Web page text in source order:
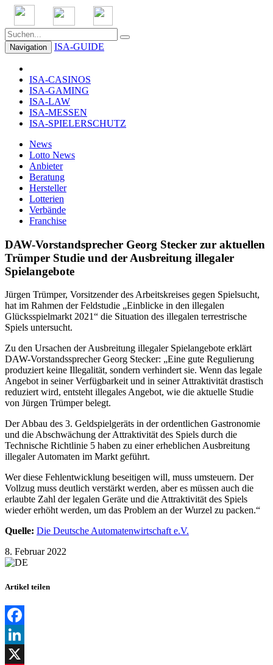
Navigation ISA-GUIDE
ISA-CASINOS
ISA-GAMING
ISA-LAW
ISA-MESSEN
ISA-SPIELERSCHUTZ
News
Lotto News
Anbieter
Beratung
Hersteller
Lotterien
Verbände
Franchise
DAW-Vorstandsprecher Georg Stecker zur aktuellen
Trümper Studie und der Ausbreitung illegaler
Spielangebote
Jürgen Trümper, Vorsitzender des Arbeitskreises gegen Spielsucht,
hat im Rahmen der Feldstudie „Einblicke in den illegalen
Glücksspielmarkt 2021“ die Situation des illegalen terrestrische
Spiels untersucht.
Zu den Ursachen der Ausbreitung illegaler Spielangebote erklärt
DAW-Vorstandssprecher Georg Stecker: „Eine gute Regulierung
produziert keine Illegalität, sondern verhindert sie. Wenn das legale
Angebot in seiner Verfügbarkeit und in seiner Attraktivität drastisch
reduziert wird, entsteht illegales Angebot, wie die aktuelle Studie
von Jürgen Trümper belegt.
Der Abbau des 3. Geldspielgeräts in der ordentlichen Gastronomie
und die Abschwächung der Attraktivität des Spiels durch die
Technische Richtlinie 5 haben zu einer erheblichen Ausbreitung
illegaler Automaten im Markt geführt.
Wer diese Fehlentwicklung beseitigen will, muss umsteuern. Der
Vollzug muss deutlich verstärkt werden, aber es müssen auch die
erlaubte Zahl der legalen Geräte und die Attraktivität des Spiels
wieder erhöht werden, um das Problem an der Wurzel zu packen.“
Quelle: Die Deutsche Automatenwirtschaft e.V.
8. Februar 2022
Artikel teilen
Facebook
LinkedIn